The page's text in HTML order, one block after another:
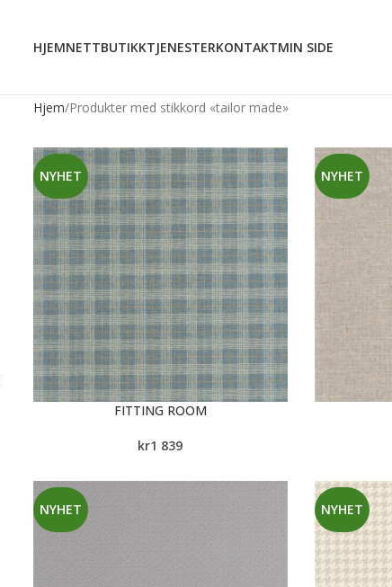
HJEMNETTBUTIKKTJENESTERKONTAKTMIN SIDE
Hjem Produkter med stikkord «tailor made»
NYHET
FITTING ROOM
kr1 839
NYHET
NYHET NYHET